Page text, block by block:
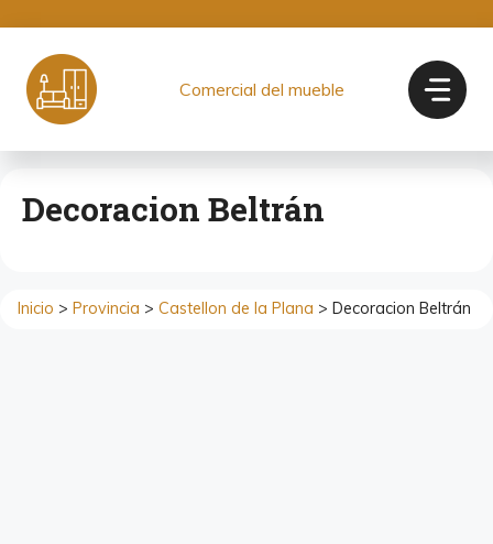
contenido
Comercial del mueble
Decoracion Beltrán
Inicio > Provincia > Castellon de la Plana > Decoracion Beltrán